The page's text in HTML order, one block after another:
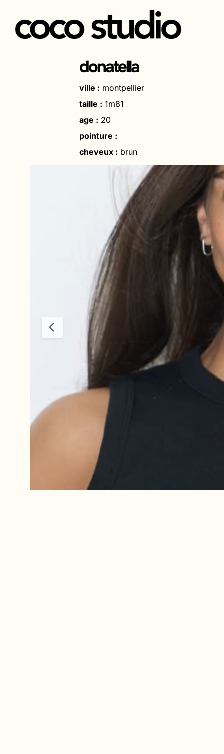
Aller
donatella
ville : montpellier
taille : 1m81
age : 20
pointure :
cheveux : brun